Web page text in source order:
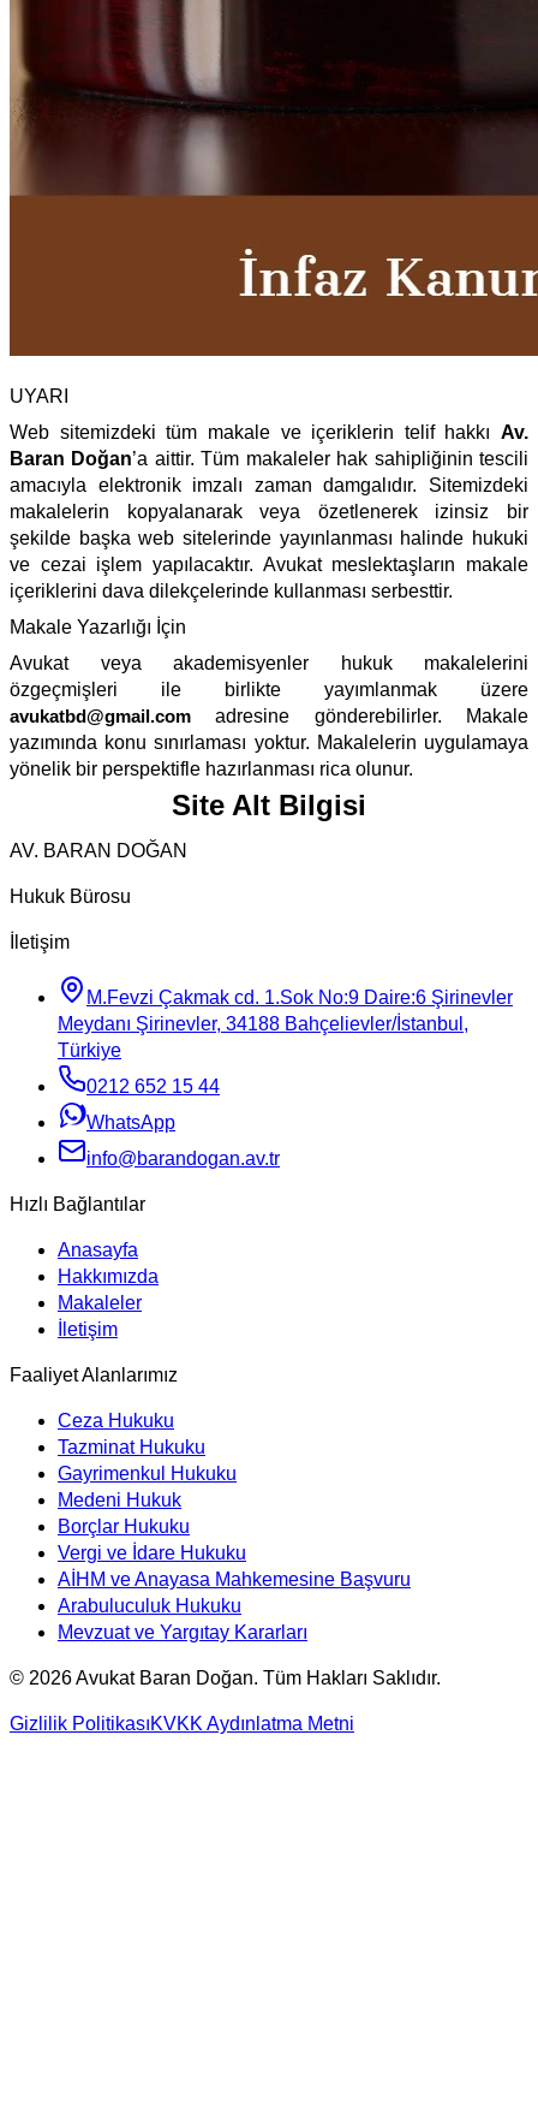
UYARI
Web sitemizdeki tüm makale ve içeriklerin telif hakkı Av.
Baran Doğan’a aittir. Tüm makaleler hak sahipliğinin tescili
amacıyla elektronik imzalı zaman damgalıdır. Sitemizdeki
makalelerin kopyalanarak veya özetlenerek izinsiz bir
şekilde başka web sitelerinde yayınlanması halinde hukuki
ve cezai işlem yapılacaktır. Avukat meslektaşların makale
içeriklerini dava dilekçelerinde kullanması serbesttir.
Makale Yazarlığı İçin
Avukat veya akademisyenler hukuk makalelerini
özgeçmişleri ile birlikte yayımlanmak üzere
avukatbd@gmail.com adresine gönderebilirler. Makale
yazımında konu sınırlaması yoktur. Makalelerin uygulamaya
yönelik bir perspektifle hazırlanması rica olunur.
Site Alt Bilgisi
AV. BARAN DOĞAN
Hukuk Bürosu
İletişim
M.Fevzi Çakmak cd. 1.Sok No:9 Daire:6 Şirinevler
Meydanı Şirinevler, 34188 Bahçelievler/İstanbul,
Türkiye
0212 652 15 44
WhatsApp
info@barandogan.av.tr
Hızlı Bağlantılar
Anasayfa
Hakkımızda
Makaleler
İletişim
Faaliyet Alanlarımız
Ceza Hukuku
Tazminat Hukuku
Gayrimenkul Hukuku
Medeni Hukuk
Borçlar Hukuku
Vergi ve İdare Hukuku
AİHM ve Anayasa Mahkemesine Başvuru
Arabuluculuk Hukuku
Mevzuat ve Yargıtay Kararları
© 2026Avukat Baran Doğan. Tüm Hakları Saklıdır.
Gizlilik PolitikasıKVKK Aydınlatma Metni